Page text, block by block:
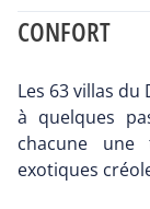
CONFORT
Les 63 villas
à quelques
chacune
exotiques